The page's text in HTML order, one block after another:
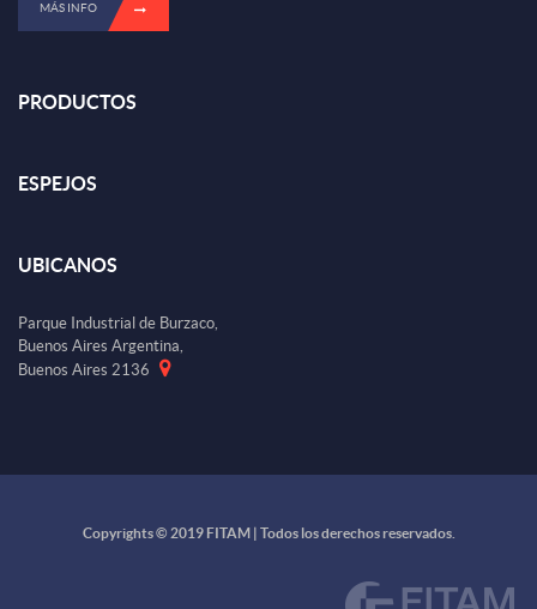
MÁS INFO
PRODUCTOS
ESPEJOS
UBICANOS
Parque Industrial de Burzaco,
Buenos Aires Argentina,
Buenos Aires 2136
Copyrights © 2019 FITAM | Todos los derechos reservados.